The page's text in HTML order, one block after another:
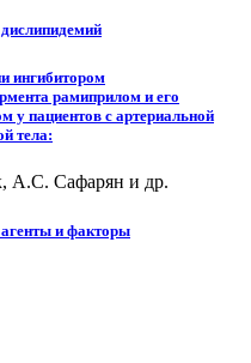
ингибитором
рамиприлом и его
у пациентов с артериальной
тела:
А.С. Сафарян и др.
и факторы